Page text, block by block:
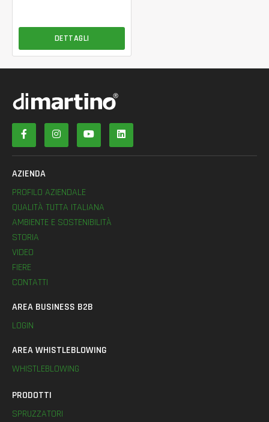
DETTAGLI
AZIENDA
PROFILO AZIENDALE
QUALITÀ TUTTA ITALIANA
AMBIENTE E SOSTENIBILITÀ
STORIA
VIDEO
FIERE
CONTATTI
AREA BUSINESS B2B
LOGIN
AREA WHISTLEBLOWING
WHISTLEBLOWING
PRODOTTI
SPRUZZATORI